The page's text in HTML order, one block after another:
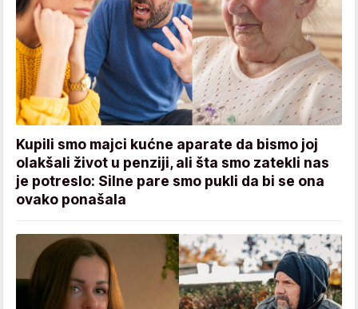
Kupili smo majci kućne aparate da bismo joj
olakšali život u penziji, ali šta smo zatekli nas
je potreslo: Silne pare smo pukli da bi se ona
ovako ponašala